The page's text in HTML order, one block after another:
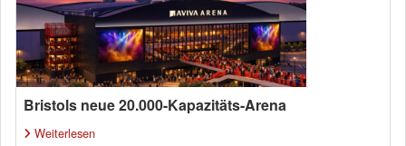
Bristols neue 20.000-Kapazitäts-Arena
Weiterlesen